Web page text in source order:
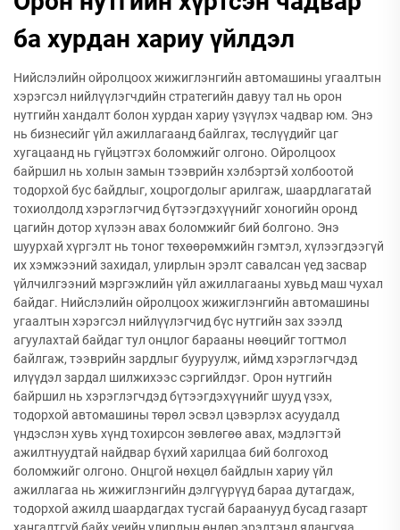
ба хурдан хариу үйлдэл
Нийслэлийн ойролцоох жижиглэнгийн автомашины угаалтын
хэрэгсэл нийлүүлэгчдийн стратегийн давуу тал нь орон
нутгийн хандалт болон хурдан хариу үзүүлэх чадвар юм. Энэ
нь бизнесийг үйл ажиллагаанд байлгах, төслүүдийг цаг
хугацаанд нь гүйцэтгэх боломжийг олгоно. Ойролцоох
байршил нь холын замын тээврийн хэлбэртэй холбоотой
тодорхой бус байдлыг, хоцрогдолыг арилгаж, шаардлагатай
тохиолдолд хэрэглэгчид бүтээгдэхүүнийг хоногийн оронд
цагийн дотор хүлээн авах боломжийг бий болгоно. Энэ
шуурхай хүргэлт нь тоног төхөөрөмжийн гэмтэл, хүлээгдээгүй
их хэмжээний захидал, улирлын эрэлт савалсан үед засвар
үйлчилгээний мэргэжлийн үйл ажиллагааны хувьд маш чухал
байдаг. Нийслэлийн ойролцоох жижиглэнгийн автомашины
угаалтын хэрэгсэл нийлүүлэгчид бүс нутгийн зах зээлд
агуулахтай байдаг тул онцлог барааны нөөцийг тогтмол
байлгаж, тээврийн зардлыг бууруулж, иймд хэрэглэгчдэд
илүүдэл зардал шилжихээс сэргийлдэг. Орон нутгийн
байршил нь хэрэглэгчдэд бүтээгдэхүүнийг шууд үзэх,
тодорхой автомашины төрөл эсвэл цэвэрлэх асуудалд
үндэслэн хувь хүнд тохирсон зөвлөгөө авах, мэдлэгтэй
ажилтнуудтай найдвар бүхий харилцаа бий болгоход
боломжийг олгоно. Онцгой нөхцөл байдлын хариу үйл
ажиллагаа нь жижиглэнгийн дэлгүүрүүд бараа дутагдаж,
тодорхой ажилд шаардагдах тусгай бараанууд бусад газарт